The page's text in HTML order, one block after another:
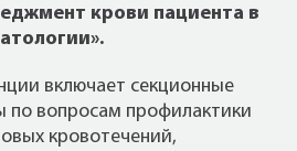
крови пациента в
включает секционные
по вопросам профилактики
кровотечений,